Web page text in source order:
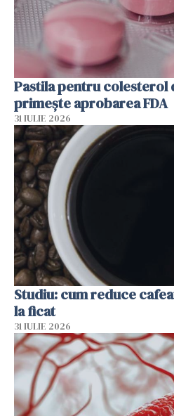
Pastila pentru colesterol
primește aprobarea FDA
31 IULIE 2026
Studiu: cum reduce
la ficat
31 IULIE 2026